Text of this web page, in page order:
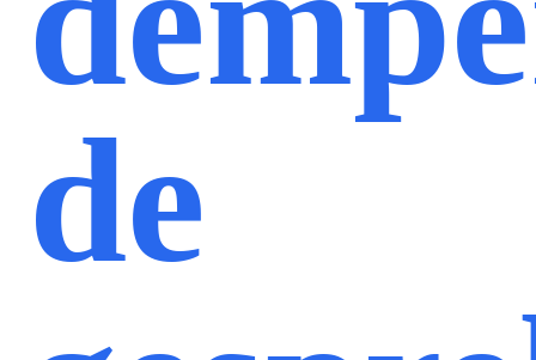
de